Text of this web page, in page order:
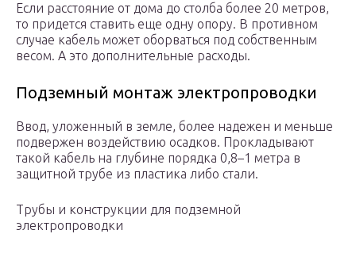
Если расстояние от дома до столба более 20 метров,
то придется ставить еще одну опору. В противном
случае кабель может оборваться под собственным
весом. А это дополнительные расходы.
Подземный монтаж электропроводки
Ввод, уложенный в земле, более надежен и меньше
подвержен воздействию осадков. Прокладывают
такой кабель на глубине порядка 0,8–1 метра в
защитной трубе из пластика либо стали.
Трубы и конструкции для подземной
электропроводки